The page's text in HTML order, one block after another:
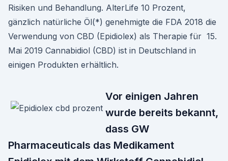
Risiken und Behandlung. AlterLife 10 Prozent,
gänzlich natürliche Öl(*) genehmigte die FDA 2018 die
Verwendung von CBD (Epidiolex) als Therapie für 15.
Mai 2019 Cannabidiol (CBD) ist in Deutschland in
einigen Produkten erhältlich.
Vor einigen Jahren
wurde bereits bekannt,
dass GW
Pharmaceuticals das Medikament